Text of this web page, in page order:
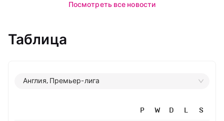
Посмотреть все новости
Таблица
Англия, Премьер-лига
P W D L S